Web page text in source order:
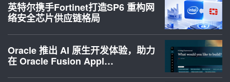
英特尔携手Fortinet打造SP6 重构网
络安全芯片供应链格局
Oracle 推出 AI 原生开发体验，助力
在 Oracle Fusion Appl…